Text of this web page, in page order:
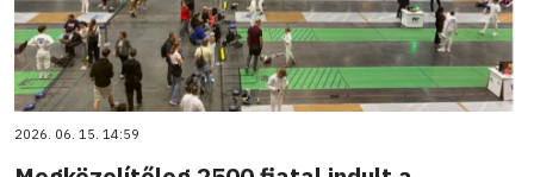
2026. 06. 15. 14:59